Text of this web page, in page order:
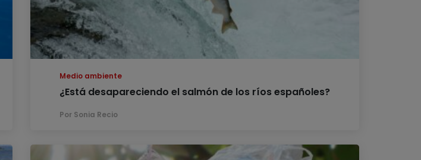
Medio ambiente
¿Está desapareciendo el salmón de los ríos españoles?
Por Sonia Recio